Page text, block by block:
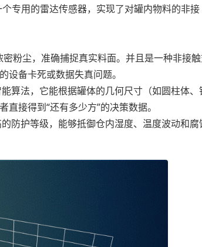
用的雷达传感器，实现了对罐内物料的非接
粉尘，准确捕捉真实料面。并且是一种非接
备卡死或数据失真问题。
法，它能根据罐体的几何尺寸（如圆柱体、
接得到“还有多少方”的决策数据。
护等级，能够抵御仓内湿度、温度波动和腐